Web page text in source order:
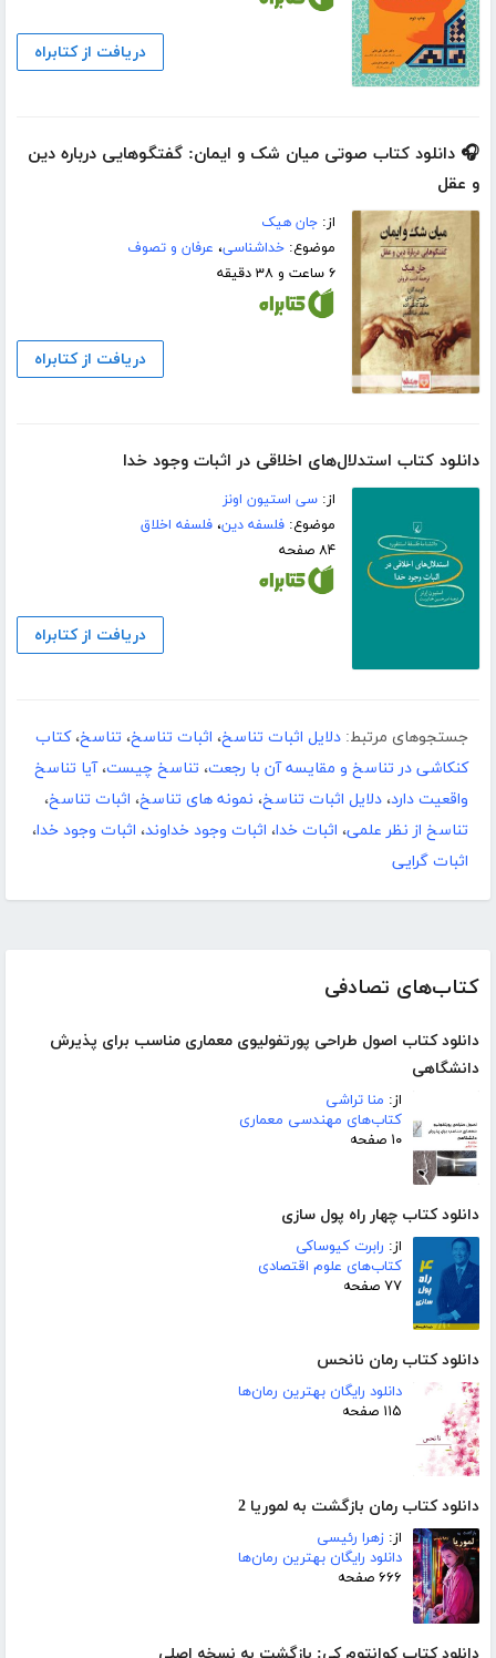
کتاب‌های تصادفی
دانلود کتاب اصول طراحی پورتفولیوی معماری مناسب برای پذیرش
دانشگاهی
از: منا تراشی
کتاب‌های مهندسی معماری
۱۰ صفحه
دانلود کتاب چهار راه پول سازی
از: رابرت کیوساکی
کتاب‌های علوم اقتصادی
۷۷ صفحه
دانلود کتاب رمان نانحس
دانلود رایگان بهترین رمان‌ها
۱۱۵ صفحه
دانلود کتاب رمان بازگشت به لموریا 2
از: زهرا رئیسی
دانلود رایگان بهترین رمان‌ها
۶۶۶ صفحه
دریافت از کتابراه
🎧 دانلود کتاب صوتی میان شک و ایمان: گفتگوهایی درباره دین
و عقل
از:جان هیک
موضوع:خداشناسی، عرفان و تصوف
۶ ساعت و ۳۸ دقیقه
دریافت از کتابراه
دانلود کتاب استدلال‌های اخلاقی در اثبات وجود خدا
از:سی استیون اونز
موضوع:فلسفه دین،فلسفه اخلاق
۸۴ صفحه
دریافت از کتابراه
جستجوهای مرتبط: دلایل اثبات تناسخ، اثبات تناسخ، تناسخ،کتاب
کنکاشی در تناسخ و مقایسه آن با رجعت، تناسخ چیست،آیا تناسخ
واقعیت دارد، دلایل اثبات تناسخ، نمونه های تناسخ، اثبات تناسخ،
تناسخ از نظر علمی، اثبات خدا، اثبات وجود خداوند، اثبات وجود خدا،
اثبات گرایی